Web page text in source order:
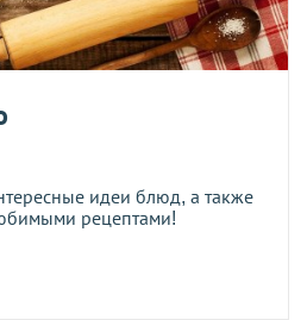
идеи блюд, а также
рецептами!